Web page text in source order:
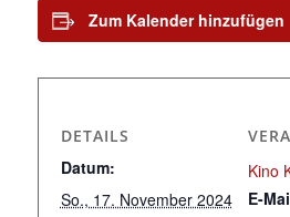
Zum Kalender hinzufügen
DETAILS
Datum:
So., 17. November 2024
Kino
E-